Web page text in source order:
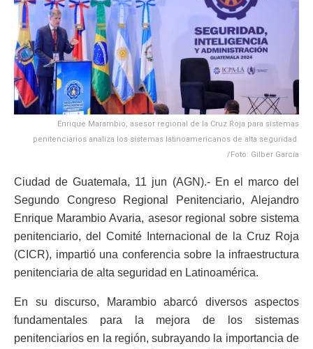
Enrique Marambio, asesor regional de la Cruz Roja para sistemas
penitenciarios analiza los sistemas latinoamericanos de alta seguridad.
/Foto: Gilber García
Ciudad de Guatemala, 11 jun (AGN).- En el marco del
Segundo Congreso Regional Penitenciario, Alejandro
Enrique Marambio Avaria, asesor regional sobre sistema
penitenciario, del Comité Internacional de la Cruz Roja
(CICR), impartió una conferencia sobre la infraestructura
penitenciaria de alta seguridad en Latinoamérica.
En su discurso, Marambio abarcó diversos aspectos
fundamentales para la mejora de los sistemas
penitenciarios en la región, subrayando la importancia de